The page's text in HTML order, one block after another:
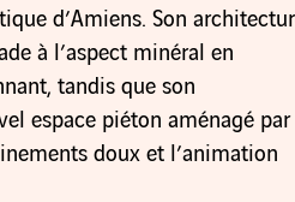
d’Amiens. Son
à l’aspect minéral en
tandis que son
espace piéton aménagé par
doux et l’animation